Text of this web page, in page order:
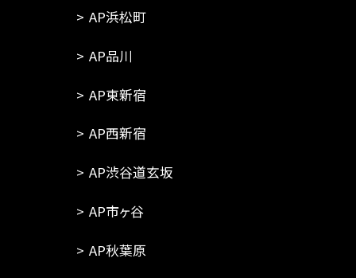
AP浜松町
AP品川
AP東新宿
AP西新宿
AP渋谷道玄坂
AP市ヶ谷
AP秋葉原